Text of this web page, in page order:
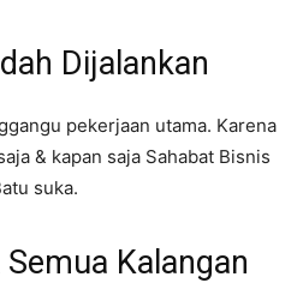
Dijalankan
pekerjaan utama. Karena
& kapan saja Sahabat Bisnis
suka.
Kalangan